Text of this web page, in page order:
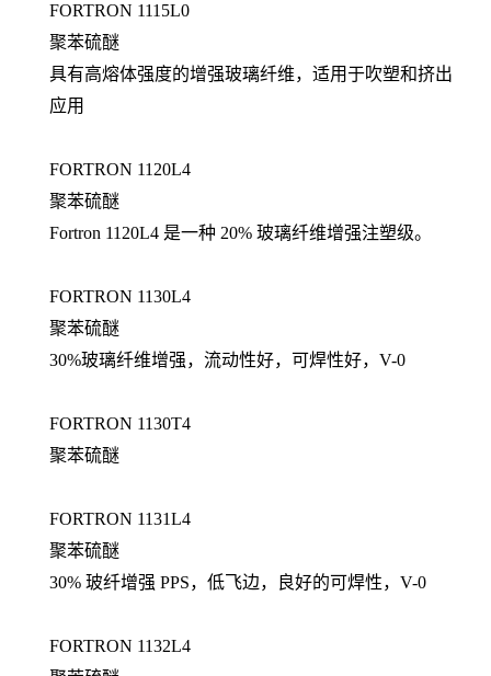
FORTRON 1115L0
聚苯硫醚
具有高熔体强度的增强玻璃纤维，适用于吹塑和挤出
应用
FORTRON 1120L4
聚苯硫醚
Fortron 1120L4 是一种 20% 玻璃纤维增强注塑级。
FORTRON 1130L4
聚苯硫醚
30%玻璃纤维增强，流动性好，可焊性好，V-0
FORTRON 1130T4
聚苯硫醚
FORTRON 1131L4
聚苯硫醚
30% 玻纤增强 PPS，低飞边，良好的可焊性，V-0
FORTRON 1132L4